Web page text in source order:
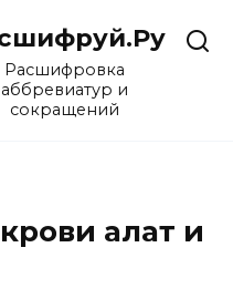
Расшифровка
аббревиатур и
сокращений
алат и